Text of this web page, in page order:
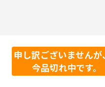
申し訳ございませんが
今品切れ中です。